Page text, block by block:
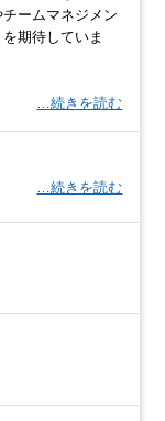
ームマネジメン
期待していま
…続きを読む
…続きを読む